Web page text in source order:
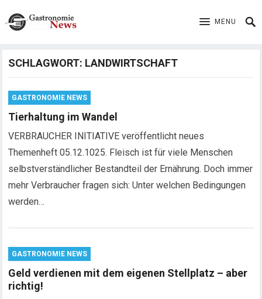
MENU
SCHLAGWORT: LANDWIRTSCHAFT
GASTRONOMIE NEWS
Tierhaltung im Wandel
VERBRAUCHER INITIATIVE veröffentlicht neues
Themenheft 05.12.1025. Fleisch ist für viele Menschen
selbstverständlicher Bestandteil der Ernährung. Doch immer
mehr Verbraucher fragen sich: Unter welchen Bedingungen
werden…
GASTRONOMIE NEWS
Geld verdienen mit dem eigenen Stellplatz – aber
richtig!